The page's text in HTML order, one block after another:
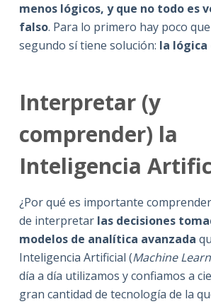
menos lógicos, y que no todo es
falso. Para lo primero hay poco
segundo sí tiene solución: la lógica
Interpretar (y
comprender) la
Inteligencia
¿Por qué es importante
de interpretarlas decisiones
modelos de analítica avanzada
Inteligencia Artificial (Machine
día a día utilizamos y confiamos a
gran cantidad de tecnología de la